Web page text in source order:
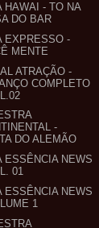
HAWAI - TO NA
DO BAR
EXPRESSO -
MENTE
ATRAÇÃO -
COMPLETO
-
DO ALEMÃO
ESSÊNCIA NEWS
01
ESSÊNCIA NEWS
1